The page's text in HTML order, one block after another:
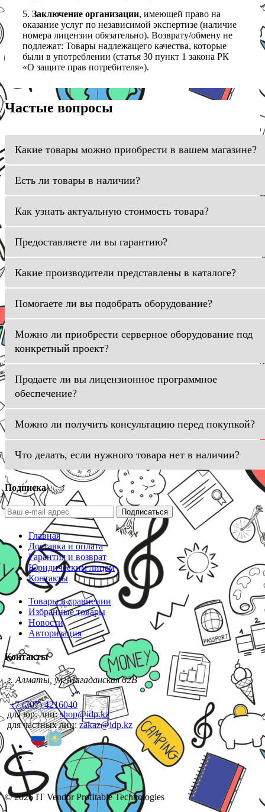
5. Заключение организации, имеющей право на
оказание услуг по независимой экспертизе (наличие
номера лицензии обязательно). Возврату/обмену не
подлежат: Товары надлежащего качества, которые
были в употреблении (статья 30 пункт 1 закона РК
«О защите прав потребителя»).
Частые вопросы
Какие товары можно приобрести в вашем магазине?
Есть ли товары в наличии?
Как узнать актуальную стоимость товара?
Предоставляете ли вы гарантию?
Какие производители представлены в каталоге?
Помогаете ли вы подобрать оборудование?
Можно ли приобрести серверное оборудование под
конкретный проект?
Продаете ли вы лицензионное программное
обеспечение?
Можно ли получить консультацию перед покупкой?
Что делать, если нужного товара нет в наличии?
Подписка
Подписаться
Главная
Доставка и оплата
Гарантия и возврат
Юридическим лицам
Контакты
Товары в сравнении
Избранные товары
Новости
Авторизация
Контакты
г. Алматы, ул. Магаданская 62В
+7 (707) 4216040
для юр. лиц:shop@idp.kz
для частных лиц: zakaz@idp.kz
© 2026 IT Vendor Profitable Technologies